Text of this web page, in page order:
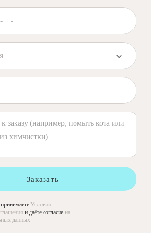
Заказать
Условия
и даёте согласие на
данных